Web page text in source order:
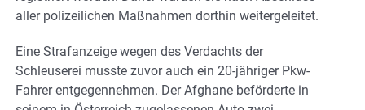
aller polizeilichen Maßnahmen dorthin weitergeleitet.
Eine Strafanzeige wegen des Verdachts der
Schleuserei musste zuvor auch ein 20-jähriger Pkw-
Fahrer entgegennehmen. Der Afghane beförderte in